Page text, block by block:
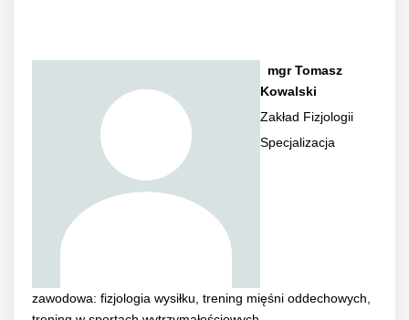
mgr Tomasz
Kowalski
Zakład Fizjologii
Specjalizacja
zawodowa: fizjologia wysiłku, trening mięśni oddechowych,